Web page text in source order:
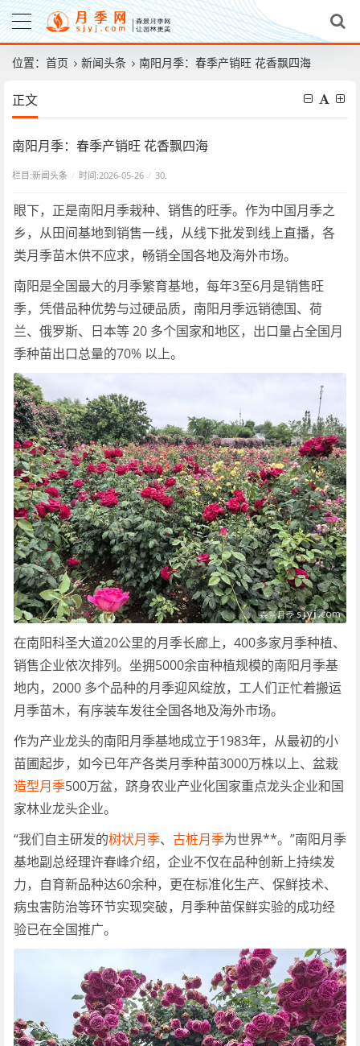
位置： 首页 新闻头条 南阳月季：春季产销旺 花香飘四海
正文
南阳月季：春季产销旺 花香飘四海
栏目:新闻头条 / 时间:2026-05-26 / 30.
眼下，正是南阳月季栽种、销售的旺季。作为中国月季之
乡，从田间基地到销售一线，从线下批发到线上直播，各
类月季苗木供不应求，畅销全国各地及海外市场。
南阳是全国最大的月季繁育基地，每年3至6月是销售旺
季，凭借品种优势与过硬品质，南阳月季远销德国、荷
兰、俄罗斯、日本等 20 多个国家和地区，出口量占全国月
季种苗出口总量的70% 以上。
在南阳科圣大道20公里的月季长廊上，400多家月季种植、
销售企业依次排列。坐拥5000余亩种植规模的南阳月季基
地内，2000 多个品种的月季迎风绽放，工人们正忙着搬运
月季苗木，有序装车发往全国各地及海外市场。
作为产业龙头的南阳月季基地成立于1983年，从最初的小
苗圃起步，如今已年产各类月季种苗3000万株以上、盆栽
造型月季500万盆，跻身农业产业化国家重点龙头企业和国
家林业龙头企业。
“我们自主研发的树状月季、 古桩月季为世界**。”南阳月季
基地副总经理许春峰介绍，企业不仅在品种创新上持续发
力，自育新品种达60余种，更在标准化生产、保鲜技术、
病虫害防治等环节实现突破，月季种苗保鲜实验的成功经
验已在全国推广。